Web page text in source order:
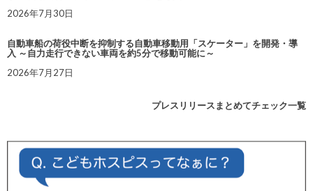
2026年7月30日
自動車船の荷役中断を抑制する自動車移動用「スケーター」を開発・導
入 ～自力走行できない車両を約5分で移動可能に～
2026年7月27日
プレスリリースまとめてチェック一覧